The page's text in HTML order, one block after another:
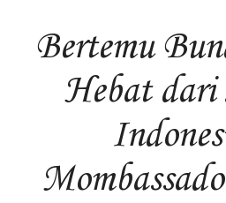
Bertemu
Hebat dari